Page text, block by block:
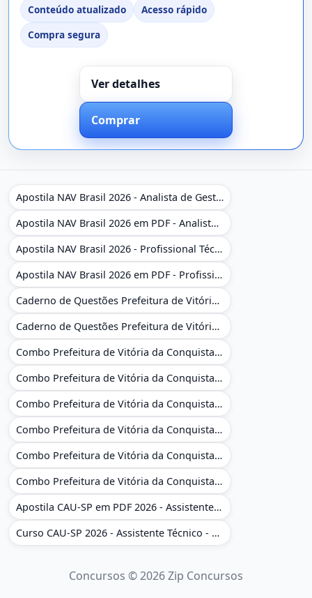
Conteúdo atualizado
Acesso rápido
Compra segura
Ver detalhes
Comprar
Apostila NAV Brasil 2026 - Analista de Gestão
Apostila NAV Brasil 2026 em PDF - Analista de Gestão
Apostila NAV Brasil 2026 - Profissional Técnico de Navegação Aérea - Operador de Torre de Controle
Apostila NAV Brasil 2026 em PDF - Profissional Técnico de Navegação Aérea - Operador de Torre de Controle
Caderno de Questões Prefeitura de Vitória da Conquista - BA - Conhecimentos Gerais - 450 Questões Gabaritadas
Caderno de Questões Prefeitura de Vitória da Conquista em PDF - BA - Conhecimentos Gerais - 450 Questões Gabaritadas
Combo Prefeitura de Vitória da Conquista - BA 2026 - Monitor Escolar (Educação Infantil e Cobertura das AC'S)
Combo Prefeitura de Vitória da Conquista - BA 2026 - Monitor Escolar (Educação Infantil e Cobertura das AC'S)
Combo Prefeitura de Vitória da Conquista - BA 2026 - Monitor Escolar (Suporte às Crianças com Deficiência)
Combo Prefeitura de Vitória da Conquista - BA 2026 - Monitor Escolar (Suporte às Crianças com Deficiência)
Combo Prefeitura de Vitória da Conquista - BA 2026 - Pedagogo - Zona Urbana e/ou Rural
Combo Prefeitura de Vitória da Conquista - BA 2026 - Pedagogo - Zona Urbana e/ou Rural
Apostila CAU-SP em PDF 2026 - Assistente Técnico - Administrativo
Curso CAU-SP 2026 - Assistente Técnico - Administrativo e Administrativo Regional
Concursos © 2026 Zip Concursos